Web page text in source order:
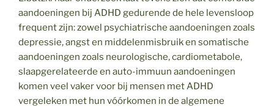
aandoeningen bij ADHD gedurende de hele levensloop
frequent zijn: zowel psychiatrische aandoeningen zoals
depressie, angst en middelenmisbruik en somatische
aandoeningen zoals neurologische, cardiometabole,
slaapgerelateerde en auto-immuun aandoeningen
komen veel vaker voor bij mensen met ADHD
vergeleken met hun vóórkomen in de algemene